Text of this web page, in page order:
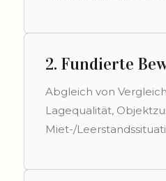
2. Fundierte
Abgleich von
Lagequalität,
Miet-/